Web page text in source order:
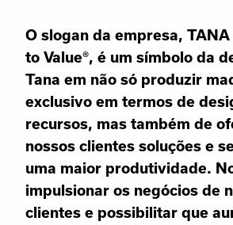
O slogan da empresa,
to Value®, é um símbolo da
Tana em não só produzir
exclusivo em termos de
recursos, mas também de
nossos clientes soluções e
uma maior produtividade.
impulsionar os negócios de
clientes e possibilitar que